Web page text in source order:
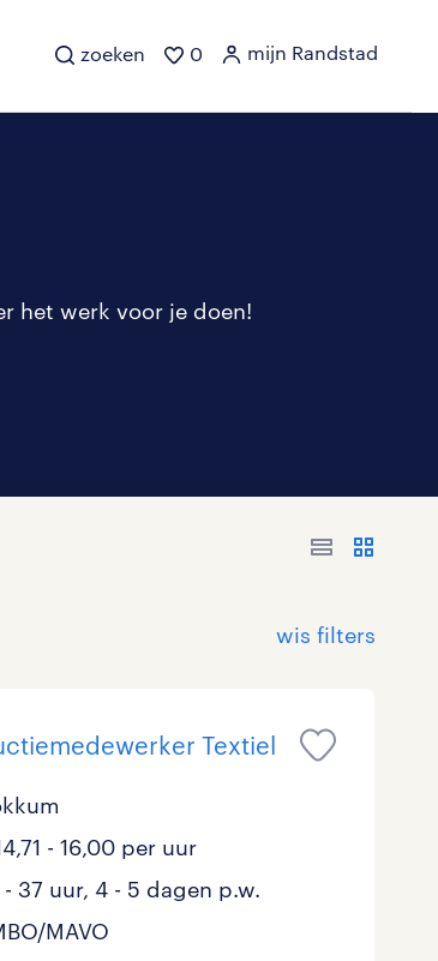
zoeken 0 mijn Randstad
het werk voor je doen!
/ Verkoop
2
2
9
uitzicht op vast 18
Textiel
- 16,00 per uur
- 37 uur, 4 - 5 dagen p.w.
MAVO